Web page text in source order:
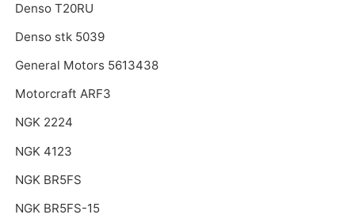
Denso T20RU
Denso stk 5039
General Motors 5613438
Motorcraft ARF3
NGK 2224
NGK 4123
NGK BR5FS
NGK BR5FS-15